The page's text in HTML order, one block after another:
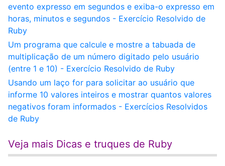
evento expresso em segundos e exiba-o expresso em
horas, minutos e segundos - Exercício Resolvido de
Ruby
Um programa que calcule e mostre a tabuada de
multiplicação de um número digitado pelo usuário
(entre 1 e 10) - Exercício Resolvido de Ruby
Usando um laço for para solicitar ao usuário que
informe 10 valores inteiros e mostrar quantos valores
negativos foram informados - Exercícios Resolvidos
de Ruby
Veja mais Dicas e truques de Ruby